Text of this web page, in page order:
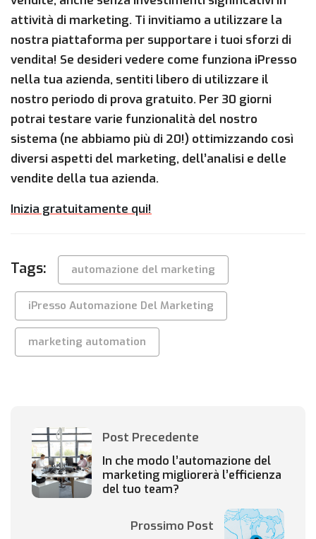
attività di marketing. Ti invitiamo a utilizzare la
nostra piattaforma per supportare i tuoi sforzi di
vendita! Se desideri vedere come funziona iPresso
nella tua azienda, sentiti libero di utilizzare il
nostro periodo di prova gratuito. Per 30 giorni
potrai testare varie funzionalità del nostro
sistema (ne abbiamo più di 20!) ottimizzando così
diversi aspetti del marketing, dell’analisi e delle
vendite della tua azienda.
Inizia gratuitamente qui!
Tags: automazione del marketing
iPresso Automazione Del Marketing
marketing automation
Post Precedente
In che modo l’automazione del
marketing migliorerà l’efficienza
del tuo team?
Prossimo Post